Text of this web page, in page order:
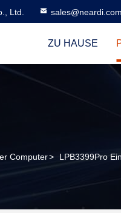
Ltd. sales@neardi.com
ZU HAUSE
Computer> LPB3399Pro